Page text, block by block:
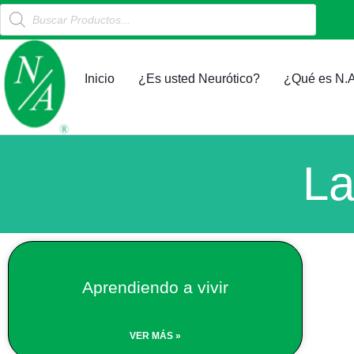
al
contenido
Products
search
Inicio ¿Es usted Neurótico? ¿Qué es
Aprendiendo a vivir
VER MÁS »